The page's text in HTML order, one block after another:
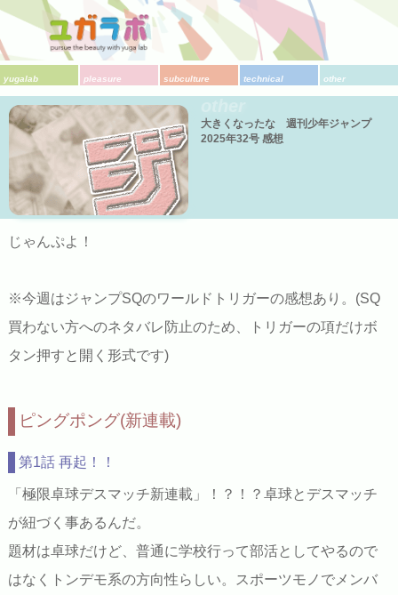
yugalab pleasure subculture technical other
大きくなったな 週刊少年ジャンプ
2025年32号 感想
じゃんぷよ！
※今週はジャンプSQのワールドトリガーの感想あり。(SQ
買わない方へのネタバレ防止のため、トリガーの項だけボ
タン押すと開く形式です)
ピングポング(新連載)
第1話 再起！！
「極限卓球デスマッチ新連載」！？！？卓球とデスマッチ
が紐づく事あるんだ。
題材は卓球だけど、普通に学校行って部活としてやるので
はなくトンデモ系の方向性らしい。スポーツモノでメンバ